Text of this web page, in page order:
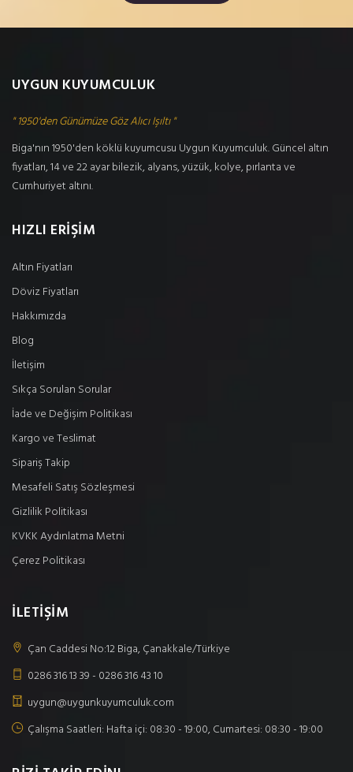
UYGUN KUYUMCULUK
" 1950'den Günümüze Göz Alıcı Işıltı "
Biga'nın 1950'den köklü kuyumcusu Uygun Kuyumculuk. Güncel altın
fiyatları, 14 ve 22 ayar bilezik, alyans, yüzük, kolye, pırlanta ve
Cumhuriyet altını.
HIZLI ERİŞİM
Altın Fiyatları
Döviz Fiyatları
Hakkımızda
Blog
İletişim
Sıkça Sorulan Sorular
İade ve Değişim Politikası
Kargo ve Teslimat
Sipariş Takip
Mesafeli Satış Sözleşmesi
Gizlilik Politikası
KVKK Aydınlatma Metni
Çerez Politikası
İLETİŞİM
Çan Caddesi No:12 Biga, Çanakkale/Türkiye
0286 316 13 39 - 0286 316 43 10
uygun@uygunkuyumculuk.com
Çalışma Saatleri: Hafta içi: 08:30 - 19:00, Cumartesi: 08:30 - 19:00